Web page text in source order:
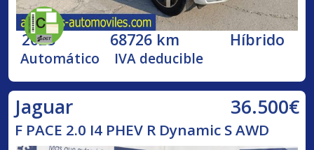
2025 68726 km Híbrido
Automático IVA deducible
Jaguar 36.500€
F PACE 2.0 I4 PHEV R Dynamic S AWD